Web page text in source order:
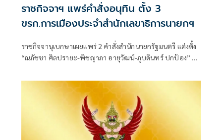
ราชกิจจาฯ แพร่คำสั่งอนุทิน ตั้ง 3
ขรก.การเมืองประจำสำนักเลขาธิการนายกฯ
ราชกิจจานุเบกษาเผยแพร่ 2 คำสั่งสำนักนายกรัฐมนตรี แต่งตั้ง
“ณภัชชา ศิลปรายะ-พิชญาภา อายุวัฒน์-ภูบดินทร์ ปกป้อง” นั่ง
รัฐมนตรี มีผลตั้งแต่ 27 ก